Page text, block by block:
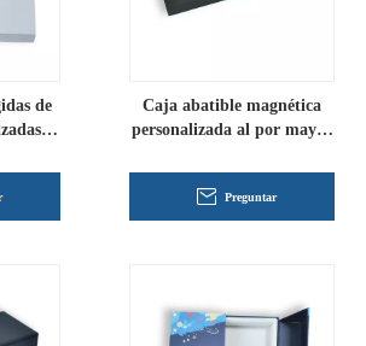
de
al
Caja abatible magnética
personalizada al por mayor
Preguntar